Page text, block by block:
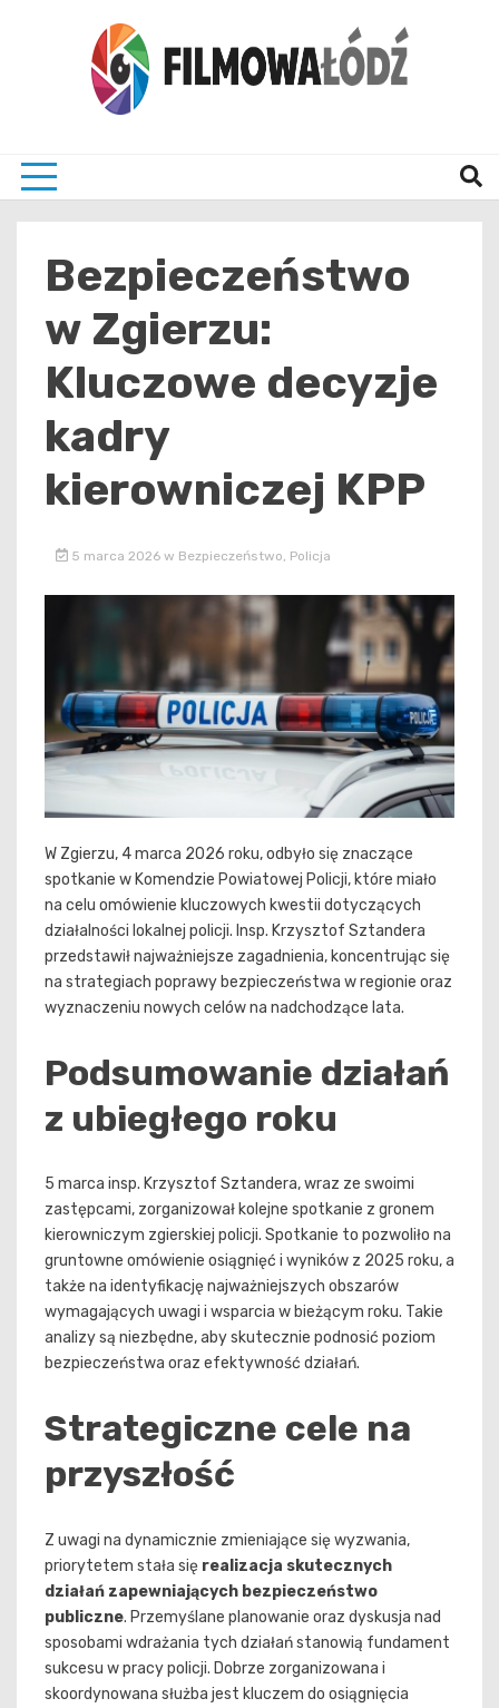
Bezpieczeństwo
w Zgierzu:
Kluczowe decyzje
kadry
kierowniczej KPP
5 marca 2026 w Bezpieczeństwo Policja
W Zgierzu, 4 marca 2026 roku, odbyło się znaczące
spotkanie w Komendzie Powiatowej Policji, które miało
na celu omówienie kluczowych kwestii dotyczących
działalności lokalnej policji. Insp. Krzysztof Sztandera
przedstawił najważniejsze zagadnienia, koncentrując się
na strategiach poprawy bezpieczeństwa w regionie oraz
wyznaczeniu nowych celów na nadchodzące lata.
Podsumowanie działań
z ubiegłego roku
5 marca insp. Krzysztof Sztandera, wraz ze swoimi
zastępcami, zorganizował kolejne spotkanie z gronem
kierowniczym zgierskiej policji. Spotkanie to pozwoliło na
gruntowne omówienie osiągnięć i wyników z 2025 roku, a
także na identyfikację najważniejszych obszarów
wymagających uwagi i wsparcia w bieżącym roku. Takie
analizy są niezbędne, aby skutecznie podnosić poziom
bezpieczeństwa oraz efektywność działań.
Strategiczne cele na
przyszłość
Z uwagi na dynamicznie zmieniające się wyzwania,
priorytetem stała się realizacja skutecznych
działań zapewniających bezpieczeństwo
publiczne. Przemyślane planowanie oraz dyskusja nad
sposobami wdrażania tych działań stanowią fundament
sukcesu w pracy policji. Dobrze zorganizowana i
skoordynowana służba jest kluczem do osiągnięcia